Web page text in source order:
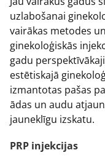
uzlabošanai
vairākas metodes
ginekoloģiskās
gadu
estētiskajā
izmantotas pašas
ādas un audu
jauneklīgu izskatu.
PRP injekcijas